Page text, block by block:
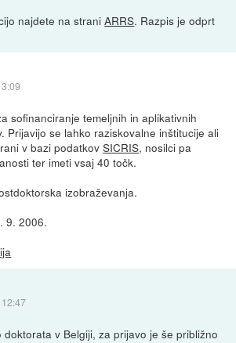
najdete na straniARRS. Razpis je odprt
sofinanciranje temeljnih in aplikativnih
Prijavijo se lahko raziskovalne inštitucije ali
v bazi podatkovSICRIS, nosilci pa
ter imeti vsaj 40 točk.
izobraževanja.
9. 2006.
doktorata v Belgiji, za prijavo je še približno